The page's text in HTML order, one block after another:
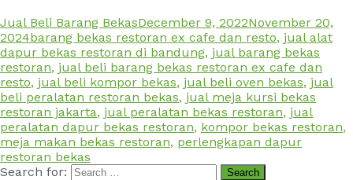
Jual Beli Barang BekasDecember 9, 2022November 20,
2024barang bekas restoran ex cafe dan resto, jual alat
dapur bekas restoran di bandung, jual barang bekas
restoran, jual beli barang bekas restoran ex cafe dan
resto, jual beli kompor bekas, jual beli oven bekas, jual
beli peralatan restoran bekas, jual meja kursi bekas
restoran jakarta, jual peralatan bekas restoran, jual
peralatan dapur bekas restoran, kompor bekas restoran,
meja makan bekas restoran, perlengkapan dapur
restoran bekas
Search for: